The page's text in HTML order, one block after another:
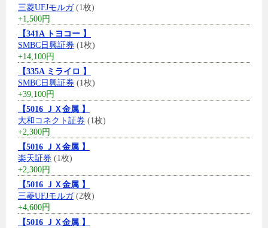
三菱UFJモルガ(1枚)
+1,500円
【341A トヨコー 】
SMBC日興証券 (1枚)
+14,100円
【335A ミライロ 】
SMBC日興証券 (1枚)
+39,100円
【5016 ＪＸ金属 】
大和コネクト証券 (1枚)
+2,300円
【5016 ＪＸ金属 】
楽天証券 (1枚)
+2,300円
【5016 ＪＸ金属 】
三菱UFJモルガ(2枚)
+4,600円
【5016 ＪＸ金属 】